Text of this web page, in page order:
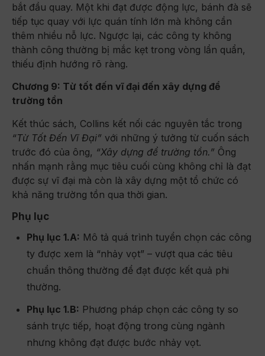
bắt đầu quay. Một khi đạt được động lực, bánh đà sẽ
tiếp tục quay với lực quán tính lớn mà không cần
thêm nhiều nỗ lực. Ngược lại, các công ty không
thành công thường bị mắc kẹt trong vòng lẩn quẩn,
thiếu định hướng rõ ràng.
Chương 9: Từ tốt đến vĩ đại đến xây dựng để
trường tồn
Kết thúc sách, Collins kết nối các nguyên tắc trong
“Từ Tốt Đến Vĩ Đại” với những ý tưởng từ cuốn sách
trước đó của ông, “Xây dựng để trường tồn.” Ông
nhấn mạnh rằng mục tiêu cuối cùng không chỉ là đạt
được sự vĩ đại mà còn là xây dựng một tổ chức có
khả năng trường tồn qua thời gian.
Phụ lục
Phụ lục 1.A: Mô tả quá trình tuyển chọn các công
ty được xem là “nhảy vọt” – vượt qua các tiêu
chuẩn thông thường để đạt được kết quả phi
thường.
Phụ lục 1.B: Phương pháp chọn các công ty so
sánh trực tiếp, hoạt động trong cùng ngành
nhưng không đạt được bước nhảy vọt.